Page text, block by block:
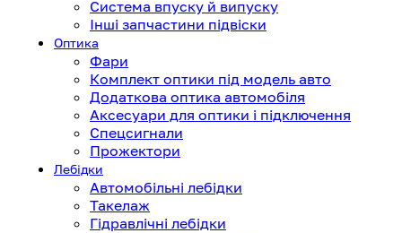
Система впуску й випуску
Інші запчастини підвіски
Оптика
Фари
Комплект оптики під модель авто
Додаткова оптика автомобіля
Аксесуари для оптики і підключення
Спецсигнали
Прожектори
Лебідки
Автомобільні лебідки
Такелаж
Гідравлічні лебідки